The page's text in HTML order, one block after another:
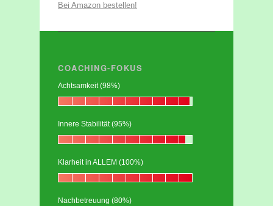
Bei Amazon bestellen!
COACHING-FOKUS
Achtsamkeit (98%)
Innere Stabilität (95%)
Klarheit in ALLEM (100%)
Nachbetreuung (80%)